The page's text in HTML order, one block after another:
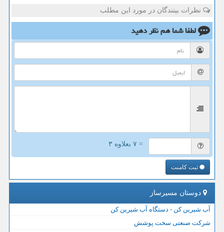
نظرات بینندگان در مورد این مطلب
لطفا شما همنظر دهید
= ۷ بعلاوه ۳
ثبت کامنت
دوستان مسیرساز
آب شیرین کن - دستگاه آب شیرین کن
شرکت صنعتی سخت پوشش